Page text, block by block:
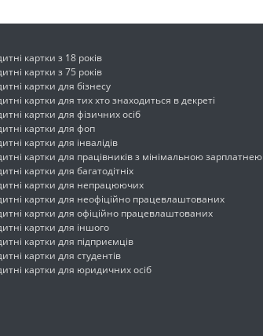
картки з 18 років
картки з 75 років
картки для бізнесу
картки для тих хто знаходиться в декреті
картки для фізичних осіб
картки для фоп
картки для інвалідів
картки для працівників з мінімальною зарплатнею
картки для багатодітніх
картки для непрацюючих
картки для неофіційно працевлаштованих
картки для офіційно працевлаштованих
картки для іншого
картки для підприємців
картки для студентів
картки для юридичних осіб